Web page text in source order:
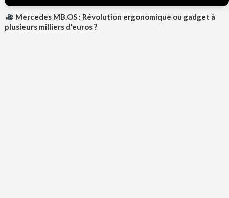
Mercedes MB.OS : Révolution ergonomique ou gadget à
plusieurs milliers d'euros ?